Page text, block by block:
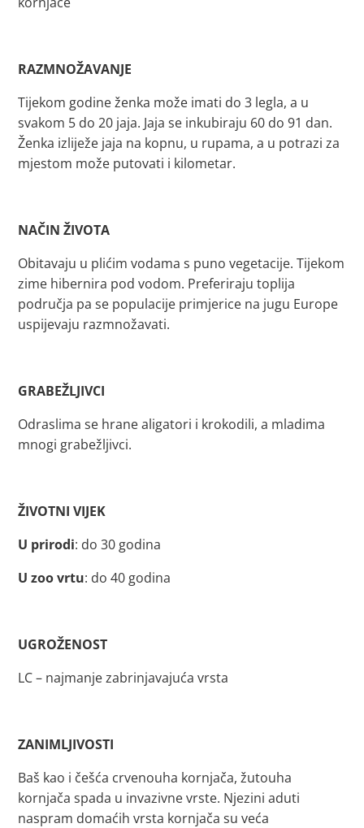
RAZMNOŽAVANJE
Tijekom godine ženka može imati do 3 legla, a u
svakom 5 do 20 jaja. Jaja se inkubiraju 60 do 91 dan.
Ženka izliježe jaja na kopnu, u rupama, a u potrazi za
mjestom može putovati i kilometar.
NAČIN ŽIVOTA
Obitavaju u plićim vodama s puno vegetacije. Tijekom
zime hibernira pod vodom. Preferiraju toplija
područja pa se populacije primjerice na jugu Europe
uspijevaju razmnožavati.
GRABEŽLJIVCI
Odraslima se hrane aligatori i krokodili, a mladima
mnogi grabežljivci.
ŽIVOTNI VIJEK
U prirodi: do 30 godina
U zoo vrtu: do 40 godina
UGROŽENOST
LC – najmanje zabrinjavajuća vrsta
ZANIMLJIVOSTI
Baš kao i češća crvenouha kornjača, žutouha
kornjača spada u invazivne vrste. Njezini aduti
naspram domaćih vrsta kornjača su veća